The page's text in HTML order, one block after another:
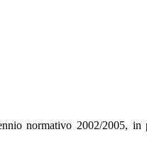
normativo 2002/2005,